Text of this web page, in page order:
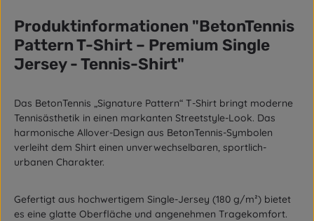
Produktinformationen "BetonTennis
Pattern T-Shirt – Premium Single
Jersey - Tennis-Shirt"
Das BetonTennis „Signature Pattern“ T-Shirt bringt moderne
Tennisästhetik in einen markanten Streetstyle-Look. Das
harmonische Allover-Design aus BetonTennis-Symbolen
verleiht dem Shirt einen unverwechselbaren, sportlich-
urbanen Charakter.
Gefertigt aus hochwertigem Single-Jersey (180 g/m²) bietet
es eine glatte Oberfläche und angenehmen Tragekomfort.